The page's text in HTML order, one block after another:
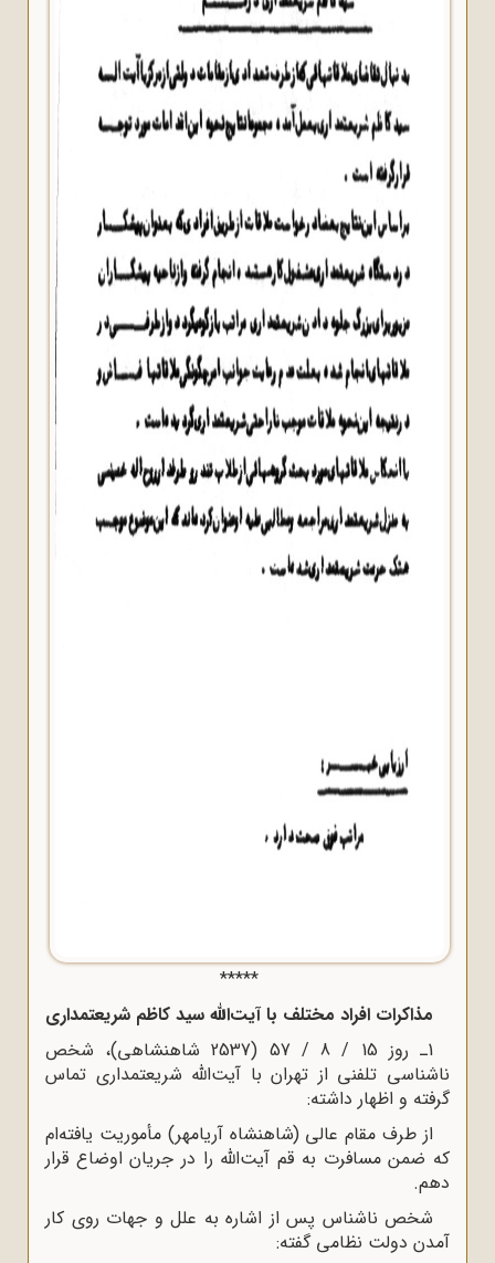
*****
مذاکرات افراد مختلف با آیت‌الله سید کاظم شریعتمدارى
1ـ روز 15 / 8 / 57 (2537 شاهنشاهى)، شخص
ناشناسى تلفنى از تهران با آیت‌الله شریعتمدارى تماس
گرفته و اظهار داشته:
از طرف مقام عالى (شاهنشاه آریامهر) مأموریت یافته‌ام
که ضمن مسافرت به قم آیت‌الله را در جریان اوضاع قرار
دهم.
شخص ناشناس پس از اشاره به علل و جهات روى کار
آمدن دولت نظامى گفته: